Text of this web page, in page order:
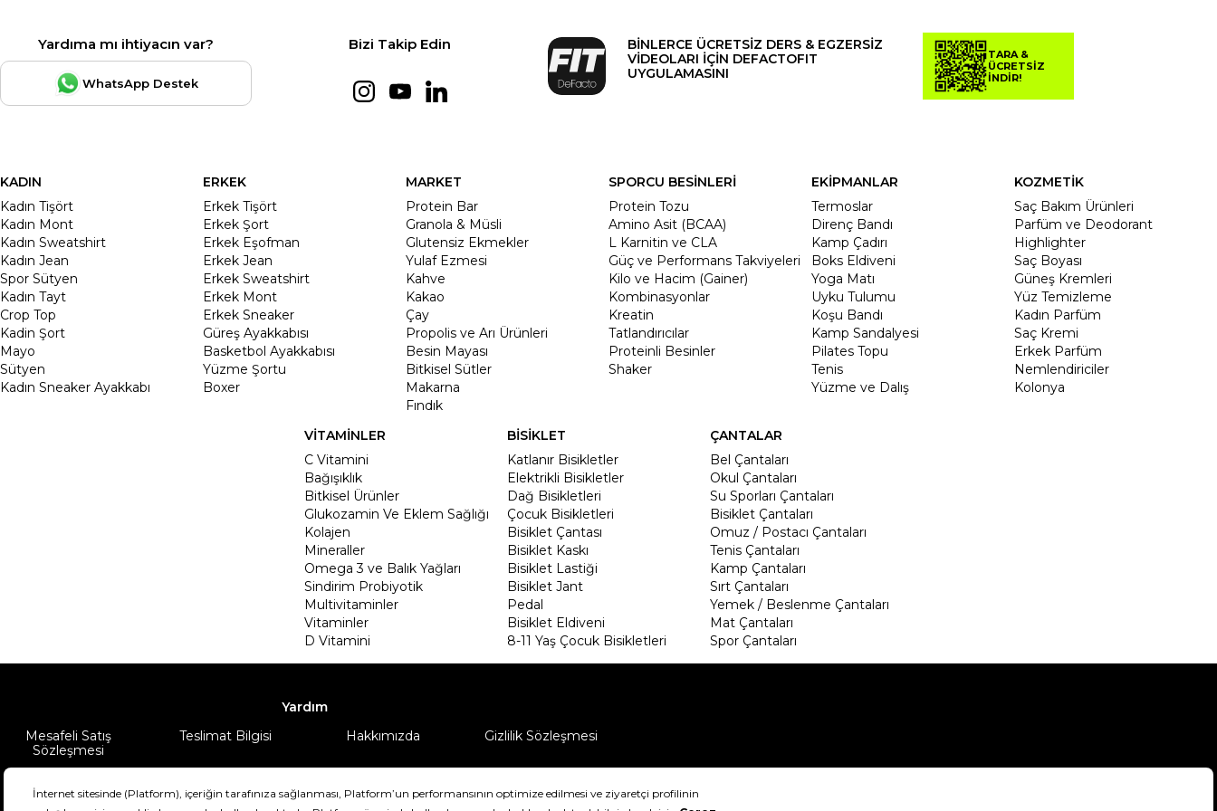
Yardıma mı ihtiyacın var?
WhatsApp Destek
Bizi Takip Edin
BİNLERCE ÜCRETSİZ DERS & EGZERSİZ
VİDEOLARI İÇİN DEFACTOFIT
UYGULAMASINI
TARA &
ÜCRETSİZ
İNDİR!
KADIN
Kadın Tişört
Kadın Mont
Kadın Sweatshirt
Kadın Jean
Spor Sütyen
Kadın Tayt
Crop Top
Kadin Şort
Mayo
Sütyen
Kadın Sneaker Ayakkabı
ERKEK
Erkek Tişört
Erkek Şort
Erkek Eşofman
Erkek Jean
Erkek Sweatshirt
Erkek Mont
Erkek Sneaker
Güreş Ayakkabısı
Basketbol Ayakkabısı
Yüzme Şortu
Boxer
MARKET
Protein Bar
Granola & Müsli
Glutensiz Ekmekler
Yulaf Ezmesi
Kahve
Kakao
Çay
Propolis ve Arı Ürünleri
Besin Mayası
Bitkisel Sütler
Makarna
Fındık
SPORCU BESİNLERİ
Protein Tozu
Amino Asit (BCAA)
L Karnitin ve CLA
Güç ve Performans Takviyeleri
Kilo ve Hacim (Gainer)
Kombinasyonlar
Kreatin
Tatlandırıcılar
Proteinli Besinler
Shaker
EKİPMANLAR
Termoslar
Direnç Bandı
Kamp Çadırı
Boks Eldiveni
Yoga Matı
Uyku Tulumu
Koşu Bandı
Kamp Sandalyesi
Pilates Topu
Tenis
Yüzme ve Dalış
KOZMETİK
Saç Bakım Ürünleri
Parfüm ve Deodorant
Highlighter
Saç Boyası
Güneş Kremleri
Yüz Temizleme
Kadın Parfüm
Saç Kremi
Erkek Parfüm
Nemlendiriciler
Kolonya
VİTAMİNLER
C Vitamini
Bağışıklık
Bitkisel Ürünler
Glukozamin Ve Eklem Sağlığı
Kolajen
Mineraller
Omega 3 ve Balık Yağları
Sindirim Probiyotik
Multivitaminler
Vitaminler
D Vitamini
BİSİKLET
Katlanır Bisikletler
Elektrikli Bisikletler
Dağ Bisikletleri
Çocuk Bisikletleri
Bisiklet Çantası
Bisiklet Kaskı
Bisiklet Lastiği
Bisiklet Jant
Pedal
Bisiklet Eldiveni
8-11 Yaş Çocuk Bisikletleri
ÇANTALAR
Bel Çantaları
Okul Çantaları
Su Sporları Çantaları
Bisiklet Çantaları
Omuz / Postacı Çantaları
Tenis Çantaları
Kamp Çantaları
Sırt Çantaları
Yemek / Beslenme Çantaları
Mat Çantaları
Spor Çantaları
Yardım
Mesafeli Satış
Sözleşmesi
Teslimat Bilgisi Hakkımızda Gizlilik Sözleşmesi